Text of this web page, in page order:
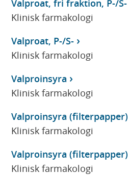
Valproat, fri fraktion, P-/S-
Klinisk farmakologi
Valproat, P-/S-
Klinisk farmakologi
Valproinsyra
Klinisk farmakologi
Valproinsyra (filterpapper)
Klinisk farmakologi
Valproinsyra (filterpapper)
Klinisk farmakologi